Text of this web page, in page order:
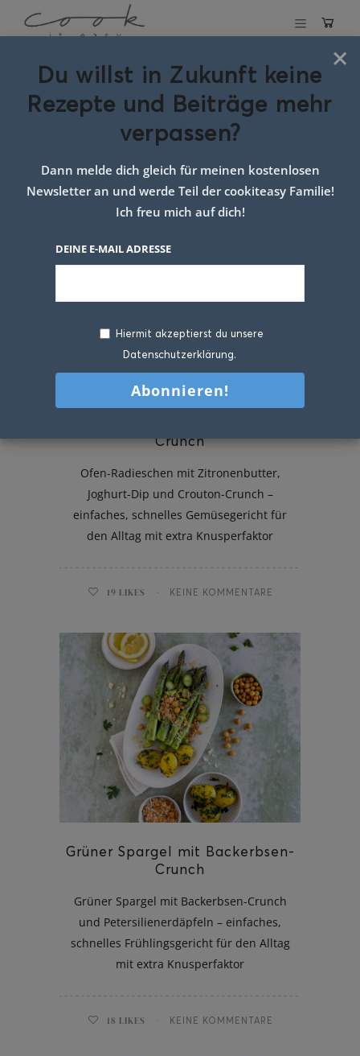
Eis am Stil
Schlagwort:
leichtes
Abendessen
Crunch
Ofen-Radieschen mit Zitronenbutter,
Joghurt-Dip und Crouton-Crunch –
einfaches, schnelles Gemüsegericht für
den Alltag mit extra Knusperfaktor
19 LIKES KEINE KOMMENTARE
Grüner Spargel mit Backerbsen-
Crunch
Grüner Spargel mit Backerbsen-Crunch
und Petersilienerdäpfeln – einfaches,
schnelles Frühlingsgericht für den Alltag
mit extra Knusperfaktor
18 LIKES KEINE KOMMENTARE
×
Du willst in Zukunft keine
Rezepte und Beiträge mehr
verpassen?
Dann melde dich gleich für meinen kostenlosen
Newsletter an und werde Teil der cookiteasy Familie!
Ich freu mich auf dich!
DEINE E-MAIL ADRESSE
Hiermit akzeptierst du unsere
Datenschutzerklärung.